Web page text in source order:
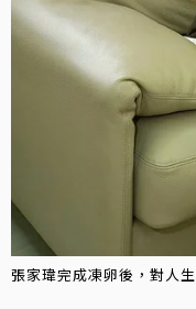
張家瑋完成凍卵後，對人